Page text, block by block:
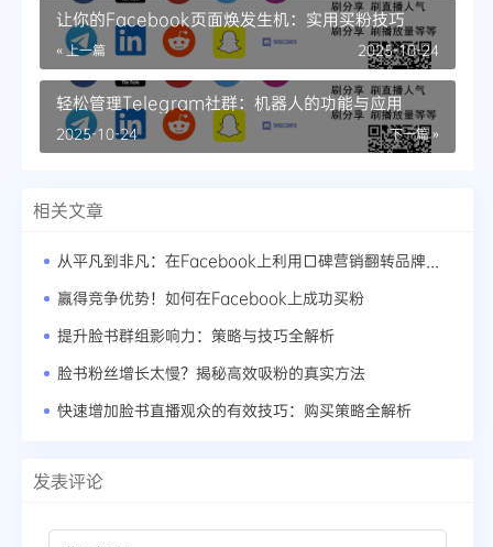
让你的Facebook页面焕发生机：实用买粉技巧
« 上一篇 2025-10-24
轻松管理Telegram社群：机器人的功能与应用
下一篇 »
2025-10-24
相关文章
赢得竞争优势！如何在Facebook上成功买粉
提升脸书群组影响力：策略与技巧全解析
脸书粉丝增长太慢？揭秘高效吸粉的真实方法
快速增加脸书直播观众的有效技巧：购买策略全解析
发表评论